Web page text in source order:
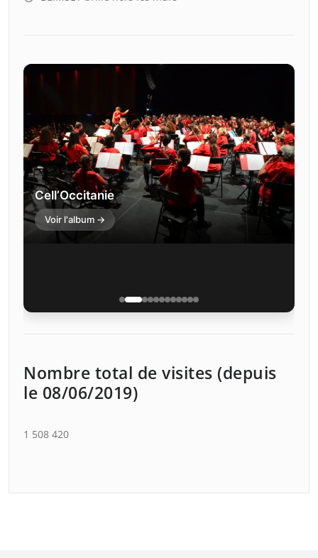
Cell’Occitanie
Voir l'album →
Nombre total de visites (depuis
le 08/06/2019)
1 508 420